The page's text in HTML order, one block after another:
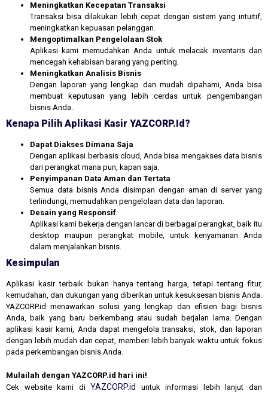
Meningkatkan Kecepatan Transaksi
Transaksi bisa dilakukan lebih cepat dengan sistem yang intuitif,
meningkatkan kepuasan pelanggan.
Mengoptimalkan Pengelolaan Stok
Aplikasi kami memudahkan Anda untuk melacak inventaris dan
mencegah kehabisan barang yang penting.
Meningkatkan Analisis Bisnis
Dengan laporan yang lengkap dan mudah dipahami, Anda bisa
membuat keputusan yang lebih cerdas untuk pengembangan
bisnis Anda.
Kenapa Pilih Aplikasi Kasir YAZCORP.id?
Dapat Diakses Dimana Saja
Dengan aplikasi berbasis cloud, Anda bisa mengakses data bisnis
dari perangkat mana pun, kapan saja.
Penyimpanan Data Aman dan Tertata
Semua data bisnis Anda disimpan dengan aman di server yang
terlindungi, memudahkan pengelolaan data dan laporan.
Desain yang Responsif
Aplikasi kami bekerja dengan lancar di berbagai perangkat, baik itu
desktop maupun perangkat mobile, untuk kenyamanan Anda
dalam menjalankan bisnis.
Kesimpulan
Aplikasi kasir terbaik bukan hanya tentang harga, tetapi tentang fitur,
kemudahan, dan dukungan yang diberikan untuk kesuksesan bisnis Anda.
YAZCORP.id menawarkan solusi yang lengkap dan efisien bagi bisnis
Anda, baik yang baru berkembang atau sudah berjalan lama. Dengan
aplikasi kasir kami, Anda dapat mengelola transaksi, stok, dan laporan
dengan lebih mudah dan cepat, memberi lebih banyak waktu untuk fokus
pada perkembangan bisnis Anda.
Mulailah dengan YAZCORP.id hari ini!
Cek website kami di YAZCORP.id
untuk informasi lebih lanjut dan